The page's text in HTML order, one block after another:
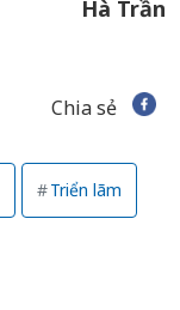
Hà Trần
Chia sẻ
Triển lãm